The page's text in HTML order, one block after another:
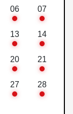
06 07
13 14
20 21
27 28